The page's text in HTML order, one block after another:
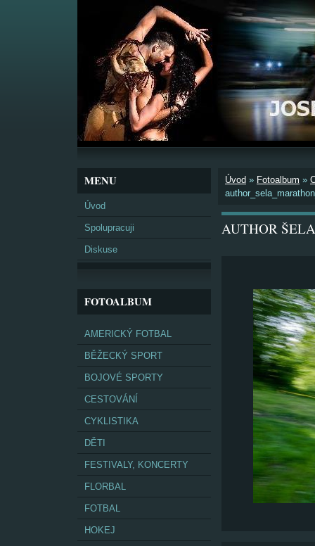
MENU
Úvod
Spolupracuji
Diskuse
FOTOALBUM
AMERICKÝ FOTBAL
BĚŽECKÝ SPORT
BOJOVÉ SPORTY
CESTOVÁNÍ
CYKLISTIKA
DĚTI
FESTIVALY, KONCERTY
FLORBAL
FOTBAL
HOKEJ
Úvod » Fotoalbum »
AUTHOR